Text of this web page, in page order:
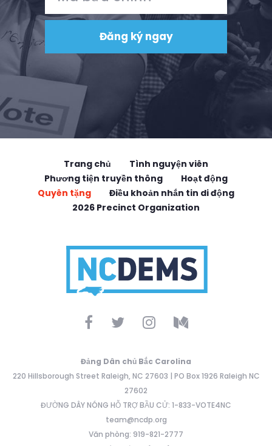
Trang chủ
Tình nguyện viên
Phương tiện truyền thông
Hoạt động
Quyên tặng
Điều khoản nhắn tin di động
2026 Precinct Organization
Đảng Dân chủ Bắc Carolina
220 Hillsborough Street Raleigh, NC 27603 | PO Box 1926 Raleigh NC
27602
ĐƯỜNG DÂY NÓNG HỖ TRỢ BẦU CỬ: 1-833-VOTE4NC
team@ncdp.org
Văn phòng: 919-821-2777